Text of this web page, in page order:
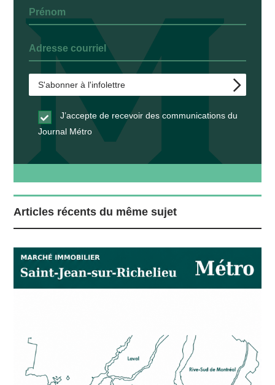
J’accepte de recevoir des communications du
Journal Métro
Articles récents du même sujet